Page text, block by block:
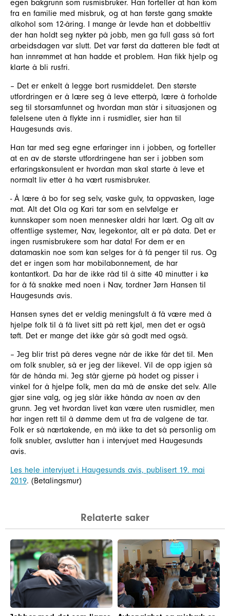
egen bakgrunn som rusmisbruker. Han forteller at han kom
fra en familie med misbruk, og at han første gang smakte
alkohol som 12-åring. I mange år levde han et dobbeltliv
der han holdt seg nykter på jobb, men ga full gass så fort
arbeidsdagen var slutt. Det var først da datteren ble født at
han innrømmet at han hadde et problem. Han fikk hjelp og
klarte å bli rusfri.
– Det er enkelt å legge bort rusmiddelet. Den største
utfordringen er å lære seg å leve etterpå, lære å forholde
seg til storsamfunnet og hvordan man står i situasjonen og
følelsene uten å flykte inn i rusmidler, sier han til
Haugesunds avis.
Han tar med seg egne erfaringer inn i jobben, og forteller
at en av de største utfordringene han ser i jobben som
erfaringskonsulent er hvordan man skal starte å leve et
normalt liv etter å ha vært rusmisbruker.
- Å lære å bo for seg selv, vaske gulv, ta oppvasken, lage
mat. Alt det Ola og Kari tar som en selvfølge er
kunnskaper som noen mennesker aldri har lært. Og alt av
offentlige systemer, Nav, legekontor, alt er på data. Det er
ingen rusmisbrukere som har data! For dem er en
datamaskin noe som kan selges for å få penger til rus. Og
det er ingen som har mobilabonnement, de har
kontantkort. Da har de ikke råd til å sitte 40 minutter i kø
for å få snakke med noen i Nav, tordner Jørn Hansen til
Haugesunds avis.
Hansen synes det er veldig meningsfult å få være med å
hjelpe folk til å få livet sitt på rett kjøl, men det er også
tøft. Det er mange det ikke går så godt med også.
– Jeg blir trist på deres vegne når de ikke får det til. Men
om folk snubler, så er jeg der likevel. Vil de opp igjen så
får de hånda mi. Jeg står gjerne på hodet og pisser i
vinkel for å hjelpe folk, men da må de ønske det selv. Alle
gjør sine valg, og jeg slår ikke hånda av noen av den
grunn. Jeg vet hvordan livet kan være uten rusmidler, men
har ingen rett til å dømme dem ut fra de valgene de tar.
Folk er så nærtakende, en må ikke ta det så personlig om
folk snubler, avslutter han i intervjuet med Haugesunds
avis.
Les hele intervjuet i Haugesunds avis, publisert 19. mai
2019. (Betalingsmur)
Relaterte saker